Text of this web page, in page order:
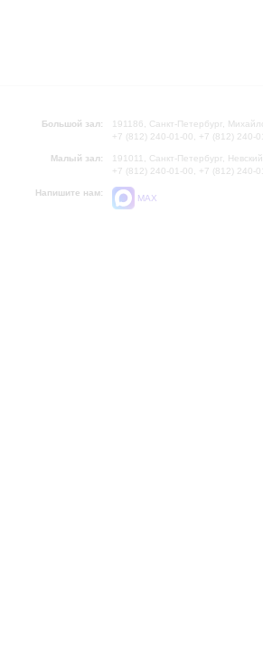
Большой зал:
191186, Санкт-Петербург,
+7 (812) 240-01-00, +7 (812) 240-
Малый зал:
191011, Санкт-Петербург,
+7 (812) 240-01-00, +7 (812) 240-
Напишите нам:
MAX